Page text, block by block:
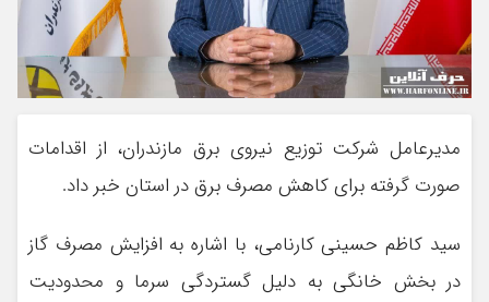
مدیرعامل شرکت توزیع نیروی برق مازندران، از اقدامات
صورت گرفته برای کاهش مصرف برق در استان خبر داد.
سید کاظم حسینی کارنامی، با اشاره به افزایش مصرف گاز
در بخش خانگی به دلیل گستردگی سرما و محدودیت